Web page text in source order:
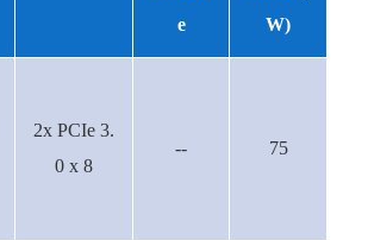
e
W)
2x PCIe 3.
0 x 8
-- 75